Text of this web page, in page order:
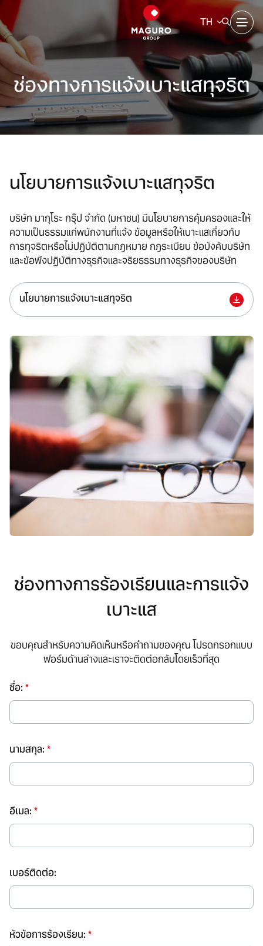
TH
ค้นหาในเว็บไซต์
หน้าหลัก
เกี่ยวกับมากุโระ กรุ๊ป
แบรนด์ของเรา
การพัฒนาอย่างยั่งยืน
การกำกับดูแลกิจการที่ดี
ข่าวสารและกิจกรรม
ลูกค้าสมาชิกสัมพันธ์
ร่วมงานกับเรา
ติดต่อเรา
ช่องทางการแจ้งเบาะแสทุจริต
นโยบายการแจ้งเบาะแสทุจริต
บริษัท มากุโระ กรุ๊ป จำกัด (มหาชน) มีนโยบายการคุ้มครองและให้
ความเป็นธรรมแก่พนักงานที่แจ้ง ข้อมูลหรือให้เบาะแสเกี่ยวกับ
การทุจริตหรือไม่ปฏิบัติตามกฎหมาย กฎระเบียบ ข้อบังคับบริษัท
และข้อพึงปฏิบัติทางธุรกิจและจริยธรรมทางธุรกิจของบริษัท
นโยบายการแจ้งเบาะแสทุจริต
ช่องทางการร้องเรียนและการแจ้ง
เบาะแส
ขอบคุณสำหรับความคิดเห็นหรือคำถามของคุณ โปรดกรอกแบบ
ฟอร์มด้านล่างและเราจะติดต่อกลับโดยเร็วที่สุด
ชื่อ:*
นามสกุล:*
อีเมล:*
เบอร์ติดต่อ:
หัวข้อการร้องเรียน:*